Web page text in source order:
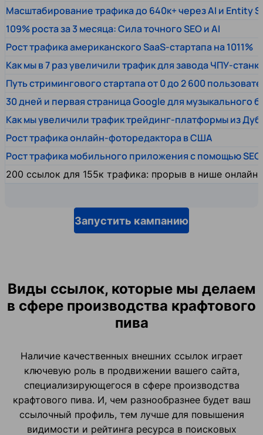
Масштабирование трафика до 640к+ через AI и Entity
109% роста за 3 месяца: Сила точного SEO и AI
Рост трафика американского SaaS-стартапа на 1011%
Как мы в 7 раз увеличили трафик для завода ЧПУ-
Путь стримингового стартапа от 0 до 2 600
30 дней и первая страница Google для музыкального
Как мы увеличили трафик трейдинг-платформы из
Рост трафика онлайн-фоторедактора в США
Рост трафика мобильного приложения с помощью SEO
200 ссылок для 155к трафика: прорыв в нише
Запустить кампанию
Виды ссылок, которые мы делаем
в сфере производства крафтового
пива
Наличие качественных внешних ссылок играет
ключевую роль в продвижении вашего сайта,
специализирующегося в сфере производства
крафтового пива. И, чем разнообразнее будет ваш
ссылочный профиль, тем лучше для повышения
видимости и рейтинга ресурса в поисковых